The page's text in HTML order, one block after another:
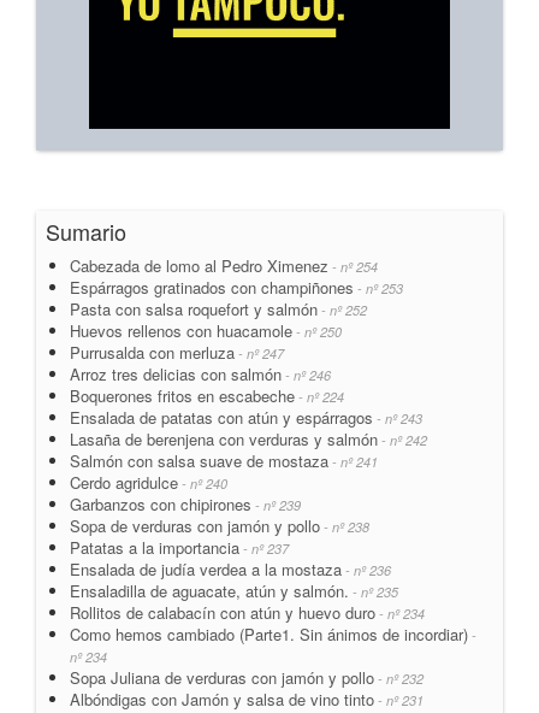
Sumario
Cabezada de lomo al Pedro Ximenez - nº 254
Espárragos gratinados con champiñones - nº 253
Pasta con salsa roquefort y salmón - nº 252
Huevos rellenos con huacamole - nº 250
Purrusalda con merluza - nº 247
Arroz tres delicias con salmón - nº 246
Boquerones fritos en escabeche - nº 224
Ensalada de patatas con atún y espárragos - nº 243
Lasaña de berenjena con verduras y salmón - nº 242
Salmón con salsa suave de mostaza - nº 241
Cerdo agridulce - nº 240
Garbanzos con chipirones - nº 239
Sopa de verduras con jamón y pollo - nº 238
Patatas a la importancia - nº 237
Ensalada de judía verdea a la mostaza - nº 236
Ensaladilla de aguacate, atún y salmón. - nº 235
Rollitos de calabacín con atún y huevo duro - nº 234
Como hemos cambiado (Parte1. Sin ánimos de incordiar) -
nº 234
Sopa Juliana de verduras con jamón y pollo - nº 232
Albóndigas con Jamón y salsa de vino tinto - nº 231